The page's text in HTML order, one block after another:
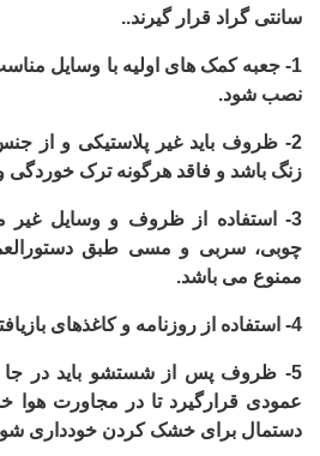
سانتی گراد قرار گیرند..
1- جعبه کمک های اولیه با وسایل
نصب شود.
2-
ظروف باید غیر پلاستیکی و از
زنگ باشد و فاقد هرگونه ترک خوردگی
3-
استفاده از ظروف و وسایل غیر
چوبی، سربی و مسی طبق
ممنوع می باشد.
4- استفاده از روزنامه و کاغذهای
5-
ظروف پس از شستشو باید در
عمودی قرارگیرد تا در مجاورت هوا
دستمال برای خشک کردن خودداری